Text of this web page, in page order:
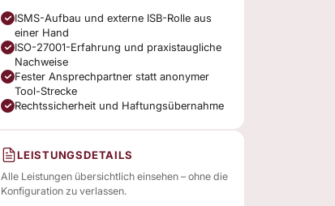
ISMS-Aufbau und externe ISB-Rolle aus
einer Hand
ISO-27001-Erfahrung und praxistaugliche
Nachweise
Fester Ansprechpartner statt anonymer
Tool-Strecke
Rechtssicherheit und Haftungsübernahme
LEISTUNGSDETAILS
Alle Leistungen übersichtlich einsehen – ohne die
Konfiguration zu verlassen.